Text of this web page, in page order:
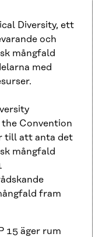
Diversity, ett
och
mångfald
med
Convention
till att anta det
mångfald
fram
15 äger rum